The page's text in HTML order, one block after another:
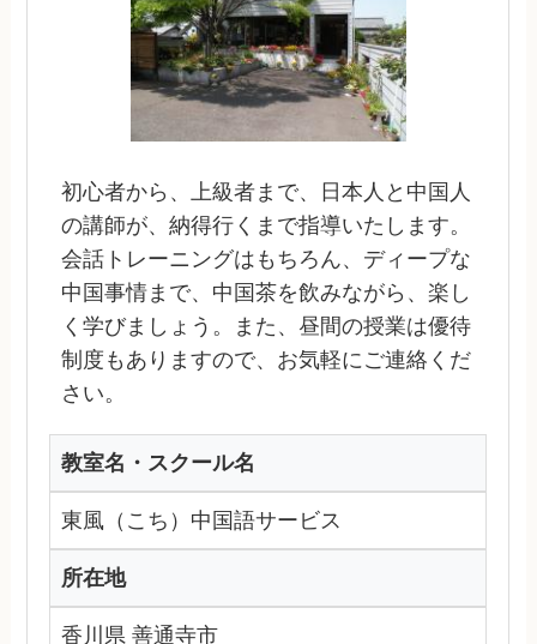
初心者から、上級者まで、日本人と中国人
の講師が、納得行くまで指導いたします。
会話トレーニングはもちろん、ディープな
中国事情まで、中国茶を飲みながら、楽し
く学びましょう。また、昼間の授業は優待
制度もありますので、お気軽にご連絡くだ
さい。
教室名・スクール名
東風（こち）中国語サービス
所在地
香川県 善通寺市